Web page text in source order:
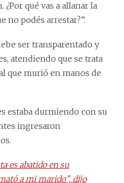
qué vas a allanar la
no podés arrestar?”.
ser transparentado y
atendiendo que se trata
que murió en manos de
estaba durmiendo con su
ingresaron
es abatido en su
a mi marido”, dijo